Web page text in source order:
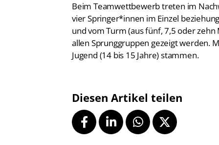
Beim Teamwettbewerb treten im
vier Springer*innen im Einzel
und vom Turm (aus fünf, 7,5 oder
allen Sprunggruppen gezeigt werden.
Jugend (14 bis 15 Jahre) stammen.
Diesen Artikel teilen